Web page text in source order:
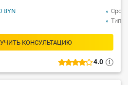
4.0
КОНСУЛЬТАЦИЮ
BYN
Срок
Тип